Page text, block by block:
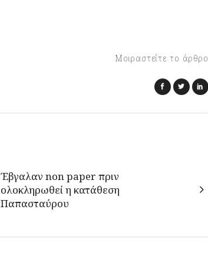
Μοιραστείτε το άρθρο
Έβγαλαν non paper πριν
ολοκληρωθεί η κατάθεση
Παπασταύρου